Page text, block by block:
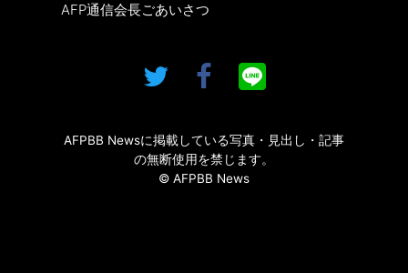
AFP通信会長ごあいさつ
AFPBB Newsに掲載している写真・見出し・記事
の無断使用を禁じます。
© AFPBB News